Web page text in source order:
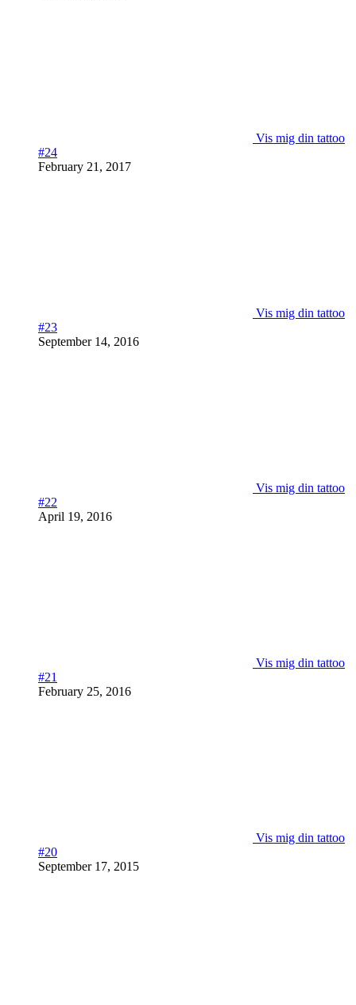
Vis mig din tattoo
#24
February 21, 2017
Vis mig din tattoo
#23
September 14, 2016
Vis mig din tattoo
#22
April 19, 2016
Vis mig din tattoo
#21
February 25, 2016
Vis mig din tattoo
#20
September 17, 2015